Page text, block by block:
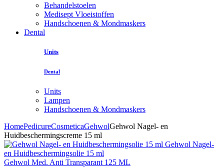
Behandelstoelen
Medisept Vloeistoffen
Handschoenen & Mondmaskers
Dental
Units
Dental
Units
Lampen
Handschoenen & Mondmaskers
HomePedicureCosmeticaGehwolGehwol Nagel- en
Huidbeschermingscreme 15 ml
Gehwol Nagel-
en Huidbeschermingsolie 15 ml
Gehwol Med. Anti Transparant 125 ML